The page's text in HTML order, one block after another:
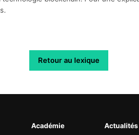
Retour au lexique
Académie Actualités